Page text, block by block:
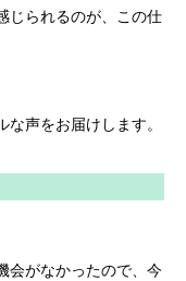
じられるのが、この仕
声をお届けします。
会がなかったので、今